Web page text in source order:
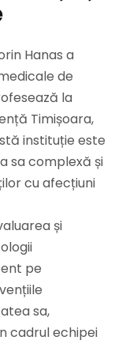
Hanas a
de
la
Timișoara,
instituție este
sa complexă și
cu afecțiuni
și
pe
sa,
cadrul echipei